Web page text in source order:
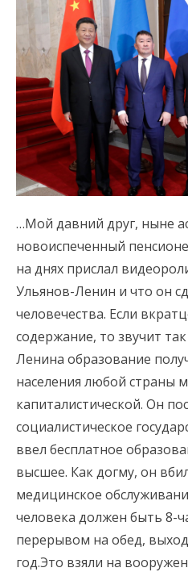
…Мой давний друг, ныне
новоиспеченный
на днях прислал
Ульянов-Ленин и что он
человечества. Если
содержание, то звучит
Ленина образование
населения любой страны
капиталистической. Он
социалистическое
ввел бесплатное
высшее. Как догму, он
медицинское
человека должен быть 8-
перерывом на обед,
год.Это взяли на